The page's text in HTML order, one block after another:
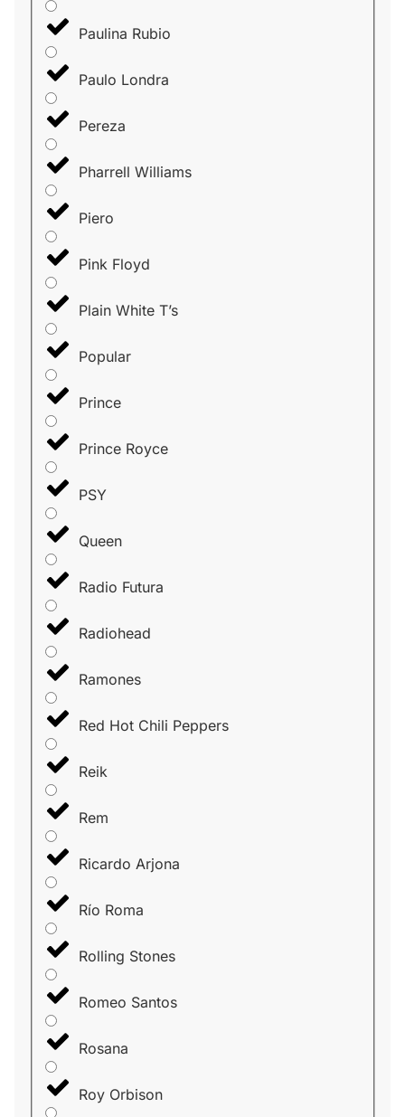
Paulina Rubio
Paulo Londra
Pereza
Pharrell Williams
Piero
Pink Floyd
Plain White T’s
Popular
Prince
Prince Royce
PSY
Queen
Radio Futura
Radiohead
Ramones
Red Hot Chili Peppers
Reik
Rem
Ricardo Arjona
Río Roma
Rolling Stones
Romeo Santos
Rosana
Roy Orbison